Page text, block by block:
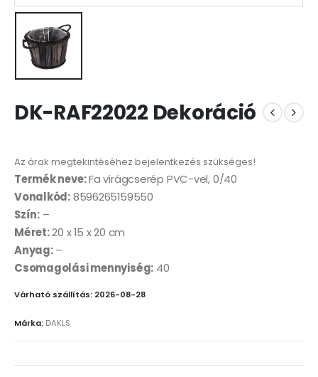
DK-RAF22022 Dekoráció
Az árak megtekintéséhez bejelentkezés szükséges!
Termék neve:Fa virágcserép PVC-vel, 0/40
Vonalkód:8596265159550
Szín:–
Méret:20 x 15 x 20 cm
Anyag:–
Csomagolási mennyiség: 40
Várható szállítás: 2026-08-28
Márka: DAKLS